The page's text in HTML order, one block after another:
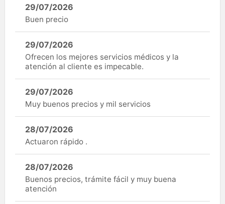
29/07/2026
Buen precio
29/07/2026
Ofrecen los mejores servicios médicos y la
atención al cliente es impecable.
29/07/2026
Muy buenos precios y mil servicios
28/07/2026
Actuaron rápido .
28/07/2026
Buenos precios, trámite fácil y muy buena
atención